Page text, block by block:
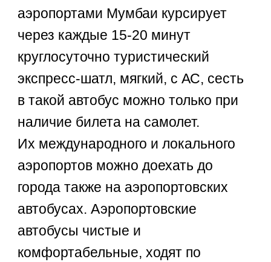
аэропортами Мумбаи курсирует
через каждые 15-20 минут
круглосуточно туристический
экспресс-шатл, мягкий, с АС, сесть
в такой автобус можно только при
наличие билета на самолет.
Их международного и локального
аэропортов можно доехать до
города также на аэропортовских
автобусах. Аэропортовские
автобусы чистые и
комфортабельные, ходят по